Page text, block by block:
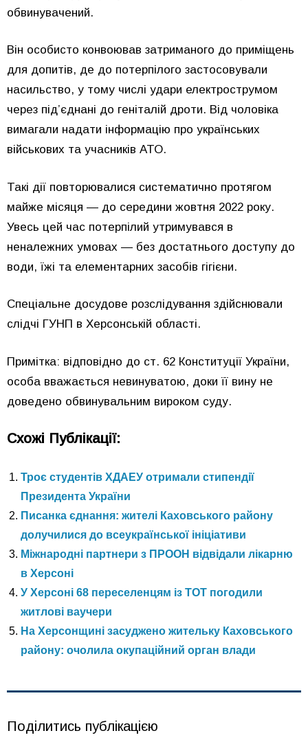
обвинувачений.
Він особисто конвоював затриманого до приміщень
для допитів, де до потерпілого застосовували
насильство, у тому числі удари електрострумом
через під’єднані до геніталій дроти. Від чоловіка
вимагали надати інформацію про українських
військових та учасників АТО.
Такі дії повторювалися систематично протягом
майже місяця — до середини жовтня 2022 року.
Увесь цей час потерпілий утримувався в
неналежних умовах — без достатнього доступу до
води, їжі та елементарних засобів гігієни.
Спеціальне досудове розслідування здійснювали
слідчі ГУНП в Херсонській області.
Примітка: відповідно до ст. 62 Конституції України,
особа вважається невинуватою, доки її вину не
доведено обвинувальним вироком суду.
Схожі Публікації:
Троє студентів ХДАЕУ отримали стипендії
Президента України
Писанка єднання: жителі Каховського району
долучилися до всеукраїнської ініціативи
Міжнародні партнери з ПРООН відвідали лікарню
в Херсоні
У Херсоні 68 переселенцям із ТОТ погодили
житлові ваучери
На Херсонщині засуджено жительку Каховського
району: очолила окупаційний орган влади
Поділитись публікацією